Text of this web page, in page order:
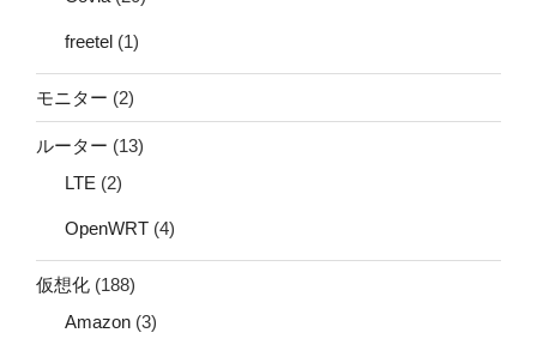
freetel (1)
モニター (2)
ルーター (13)
LTE (2)
OpenWRT (4)
仮想化 (188)
Amazon (3)